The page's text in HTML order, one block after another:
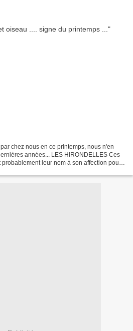
chez nous en ce printemps, nous n'en
années... LES HIRONDELLES Ces
leur nom à son affection pour